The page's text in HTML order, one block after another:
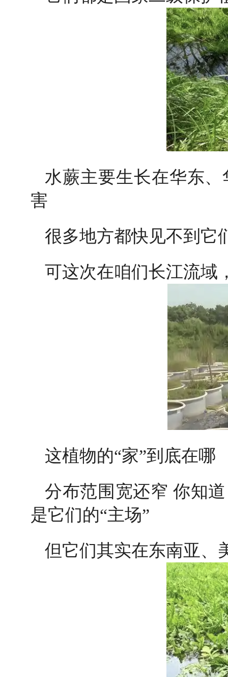
水蕨主要生长在华东
害
很多地方都快见不到它
可这次在咱们长江流域
这植物的“家”到底在哪
分布范围宽还窄 你知
是它们的“主场”
但它们其实在东南亚、